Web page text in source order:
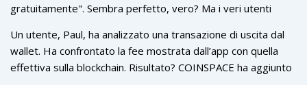
gratuitamente". Sembra perfetto, vero? Ma i veri utenti
Un utente, Paul, ha analizzato una transazione di uscita dal
wallet. Ha confrontato la fee mostrata dall’app con quella
effettiva sulla blockchain. Risultato? COINSPACE ha aggiunto